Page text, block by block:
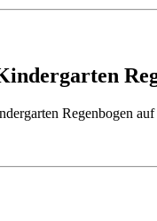
Regenbogen auf